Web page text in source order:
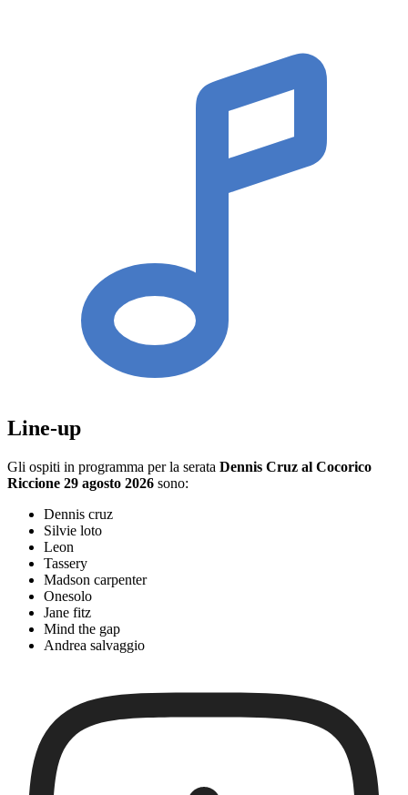
Line-up
Gli ospiti in programma per la serata Dennis Cruz al Cocorico
Riccione 29 agosto 2026 sono:
Dennis cruz
Silvie loto
Leon
Tassery
Madson carpenter
Onesolo
Jane fitz
Mind the gap
Andrea salvaggio